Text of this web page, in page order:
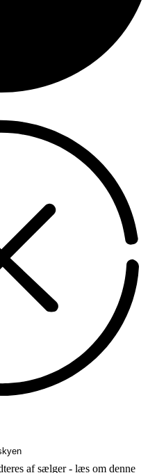
af sælger - læs om denne